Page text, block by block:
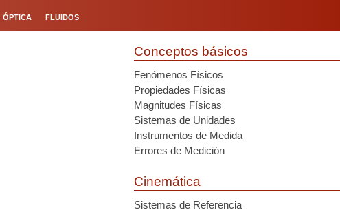
ÓPTICA FLUIDOS
Conceptos básicos
Fenómenos Físicos
Propiedades Físicas
Magnitudes Físicas
Sistemas de Unidades
Instrumentos de Medida
Errores de Medición
Cinemática
Sistemas de Referencia